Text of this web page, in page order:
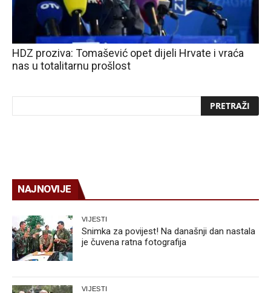
HDZ proziva: Tomašević opet dijeli Hrvate i vraća
nas u totalitarnu prošlost
NAJNOVIJE
VIJESTI
Snimka za povijest! Na današnji dan nastala
je čuvena ratna fotografija
VIJESTI